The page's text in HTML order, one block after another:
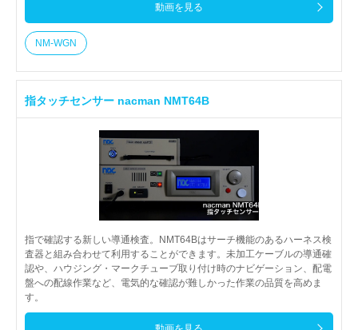
動画を見る
NM-WGN
指タッチセンサー nacman NMT64B
指で確認する新しい導通検査。NMT64Bはサーチ機能のあるハーネス検
査器と組み合わせて利用することができます。未加工ケーブルの導通確
認や、ハウジング・マークチューブ取り付け時のナビゲーション、配電
盤への配線作業など、電気的な確認が難しかった作業の品質を高めま
す。